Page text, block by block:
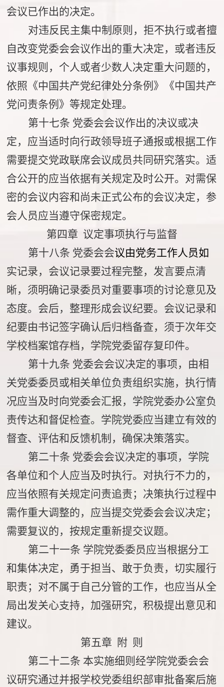
会议已作出的决定。
对违反民主集中制原则，拒不执行或者擅
自改变党委会会议作出的重大决定，或者违反
议事规则，个人或者少数人决定重大问题的，
依照《中国共产党纪律处分条例》《中国共产
党问责条例》等规定处理。
第十七条 党委会会议作出的决议或决
定，应当适时向行政领导班子通报或根据工作
需要提交党政联席会议成员共同研究落实。适
合公开的应当依据有关规定及时公开。对需保
密的会议内容和尚未正式公布的会议决定，参
会人员应当遵守保密规定。
第四章 议定事项执行与监督
第十八条 党委会会议由党务工作人员如
实记录，会议记录要过程完整，发言要点清
晰，须明确记录委员对重要事项的讨论意见及
态度。会后，整理形成会议纪要。会议记录和
纪要由书记签字确认后归档备查，须于次年交
学校档案馆存档，学院党委留存复印件。
第十九条 党委会会议决定的事项，由相
关党委委员或相关单位负责组织实施，执行情
况应当及时向党委会汇报，学院党委办公室负
责传达和督促检查。学院党委应当建立有效的
督查、评估和反馈机制，确保决策落实。
第二十条 党委会会议决定的事项，学院
各单位和个人应当及时执行。对执行不力的，
应当依照有关规定问责追责；决策执行过程中
需作重大调整的，应当提交党委会会议决定；
需要复议的，按规定重新提交议题。
第二十一条 学院党委委员应当根据分工
和集体决定，勇于担当、敢于负责，切实履行
职责；对不属于自己分管的工作，也应当从全
局出发关心支持，加强研究，积极提出意见和
建议。
第五章 附 则
第二十二条 本实施细则 经学院党委会会
议研究通过并报学校党委组织部审批备案后施